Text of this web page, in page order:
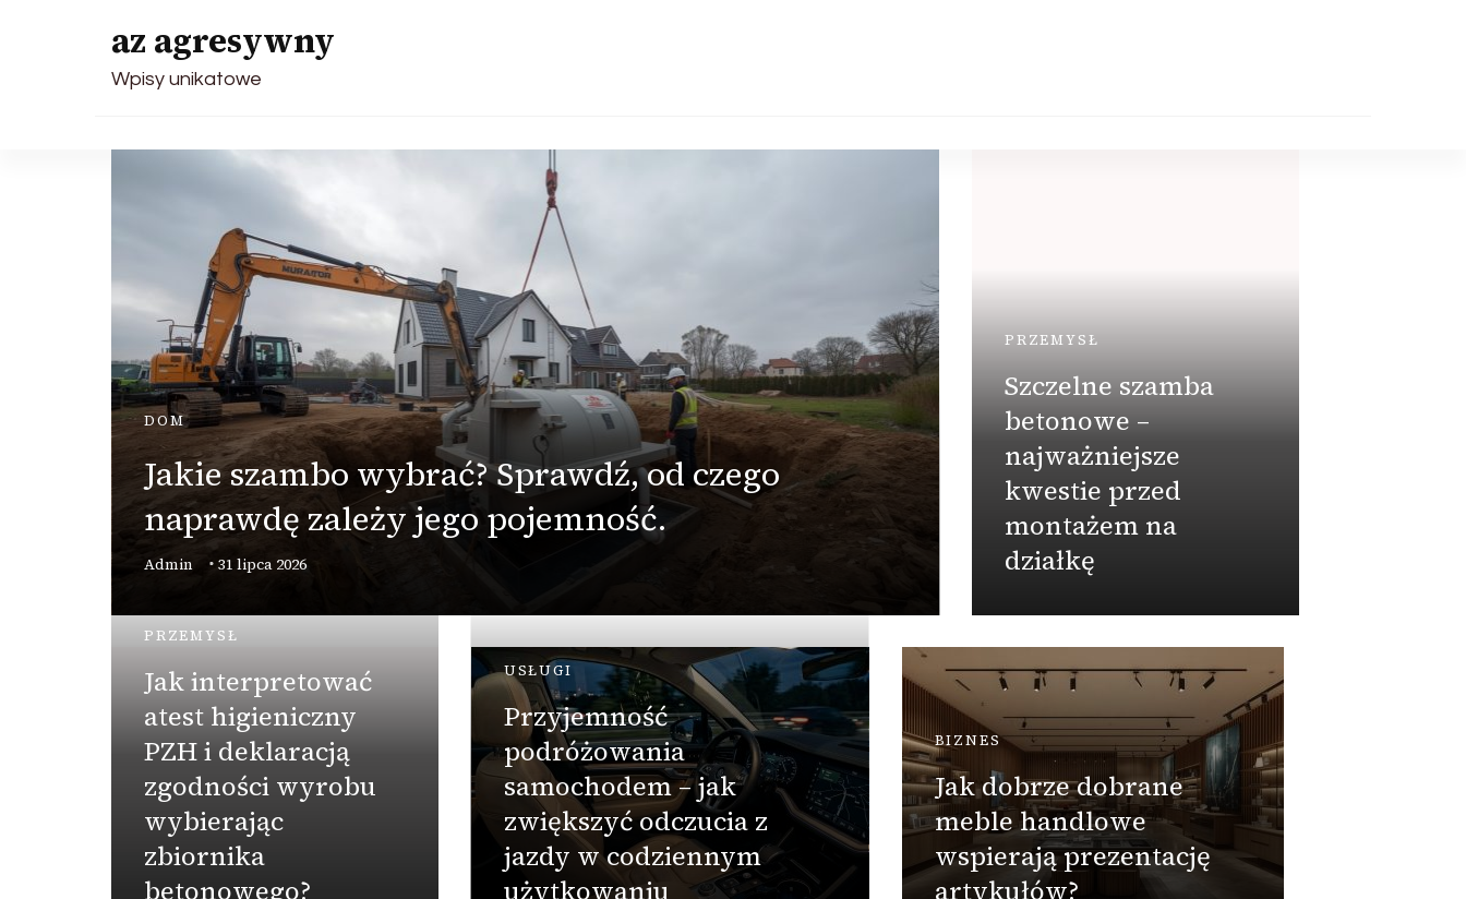
az agresywny
Wpisy unikatowe
DOM
Jakie szambo wybrać? Sprawdź, od czego
naprawdę zależy jego pojemność.
Admin 31 lipca 2026
PRZEMYSŁ
Szczelne szamba
betonowe –
najważniejsze
kwestie przed
montażem na
działkę
PRZEMYSŁ
Jak interpretować
atest higieniczny
PZH i deklaracją
zgodności wyrobu
wybierając
zbiornika
betonowego?
USŁUGI
Przyjemność
podróżowania
samochodem – jak
zwiększyć odczucia z
jazdy w codziennym
użytkowaniu
BIZNES
Jak dobrze dobrane
meble handlowe
wspierają prezentację
artykułów?